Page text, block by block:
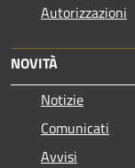
Autorizzazioni
NOVITÀ
Notizie
Comunicati
Avvisi